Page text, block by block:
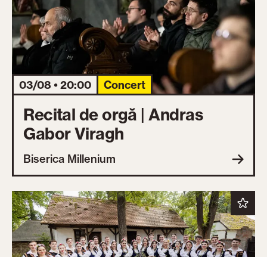
03/08 • 20:00 Concert
Recital de orgă | Andras
Gabor Viragh
Biserica Millenium